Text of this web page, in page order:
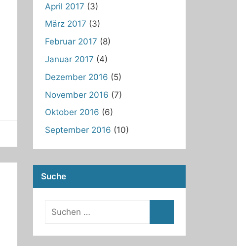
April 2017 (3)
März 2017 (3)
Februar 2017 (8)
Januar 2017 (4)
Dezember 2016 (5)
November 2016 (7)
Oktober 2016 (6)
September 2016 (10)
Suche